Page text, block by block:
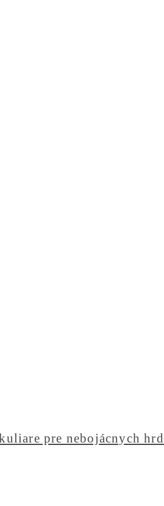
pre nebojácnych